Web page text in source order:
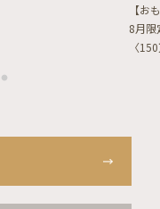
【お
8月限
〈